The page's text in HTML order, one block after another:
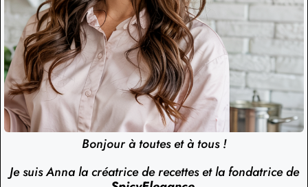
Bonjour à toutes et à tous !
Je suis Anna la créatrice de recettes et la fondatrice de